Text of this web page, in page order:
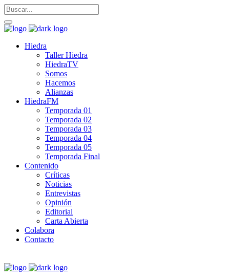
Hiedra
Taller Hiedra
HiedraTV
Somos
Hacemos
Alianzas
HiedraFM
Temporada 01
Temporada 02
Temporada 03
Temporada 04
Temporada 05
Temporada Final
Contenido
Críticas
Noticias
Entrevistas
Opinión
Editorial
Carta Abierta
Colabora
Contacto